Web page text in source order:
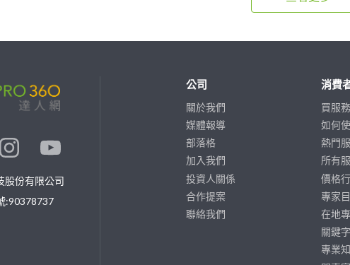
股份有限公司
:90378737
公司
關於我們
媒體報導
部落格
加入我們
投資人關係
合作提案
聯絡我們
消費
買服務
如何
熱門
所有
價格
專家
在地
關鍵
專業